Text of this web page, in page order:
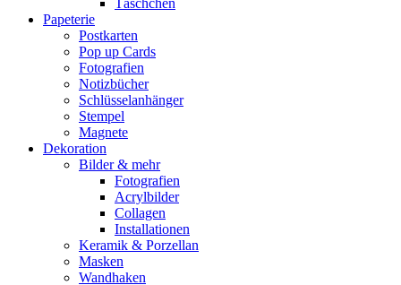
Täschchen
Papeterie
Postkarten
Pop up Cards
Fotografien
Notizbücher
Schlüsselanhänger
Stempel
Magnete
Dekoration
Bilder & mehr
Fotografien
Acrylbilder
Collagen
Installationen
Keramik & Porzellan
Masken
Wandhaken